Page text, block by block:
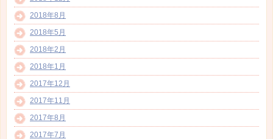
2018年8月
2018年5月
2018年2月
2018年1月
2017年12月
2017年11月
2017年8月
2017年7月